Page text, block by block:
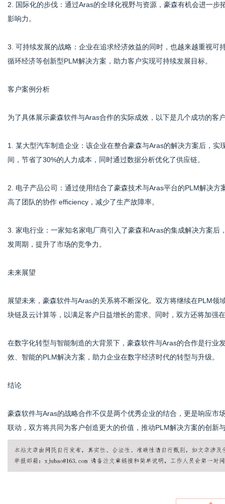
2. 国际化的步伐：通过Aras的全球化视野与资源，豪森有机会进一
影响力。
3. 可持续发展的战略：企业在追求经济效益的同时，也越来越重视
循环经济等创新型PLM解决方案，助力客户实现可持续发展目标。
客户案例分析
为了具体展示豪森软件与Aras合作的实际成效，以下是几个成功的客
1. 某大型汽车制造企业：该企业在整合豪森与Aras的解决方案后，
间，节省了30%的人力成本，同时通过数据分析优化了供应链。
2. 电子产品公司：通过使用结合了豪森技术与Aras平台的PLM解决
高了团队的协作 efficiency，减少了生产故障率。
3. 家电行业：一家知名家电厂商引入了豪森和Aras的集成解决方案
发周期，提升了市场的竞争力。
未来展望
展望未来，豪森软件与Aras的关系将不断深化。双方将继续在PLM
块链及云计算等，以满足客户日益增长的需求。同时，双方还将加强
在数字化转型与智能制造的大背景下，豪森软件与Aras的合作是行业
效、智能的PLM解决方案，助力企业在数字经济时代的转型与升级。
结论
豪森软件与Aras的战略合作不仅是两个优秀企业的结合，更是响应市
联动，双方将共同为客户创造更大的价值，推动PLM解决方案的创新